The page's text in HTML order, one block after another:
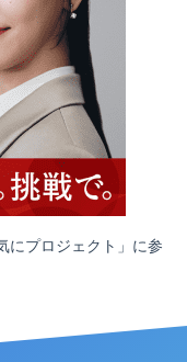
にプロジェクト」に参